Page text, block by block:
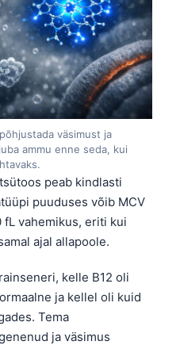
väsimust ja
ammu enne seda, kui
peab kindlasti
puuduses võib MCV
fL vahemikus, eriti kui
ajal allapoole.
kelle B12 oli
ja kellel oli kuid
Tema
ja väsimus